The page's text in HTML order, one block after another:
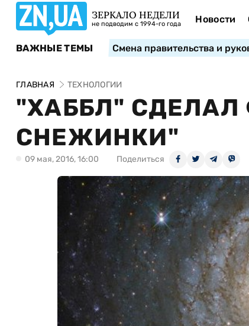
ЗЕРКАЛО НЕДЕЛИ
не подводим с 1994-го года Новости
ВАЖНЫЕ ТЕМЫ Смена правительства и
ГЛАВНАЯ ТЕХНОЛОГИИ
"ХАББЛ"
СНЕЖИНКИ"
09 мая, 2016, 16:00 Поделиться